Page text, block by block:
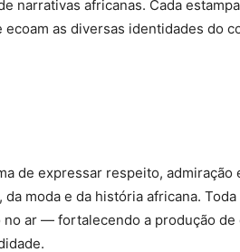
narrativas africanas. Cada
as diversas identidades do
de expressar respeito, admiração
moda e da história africana.
ar — fortalecendo a produção